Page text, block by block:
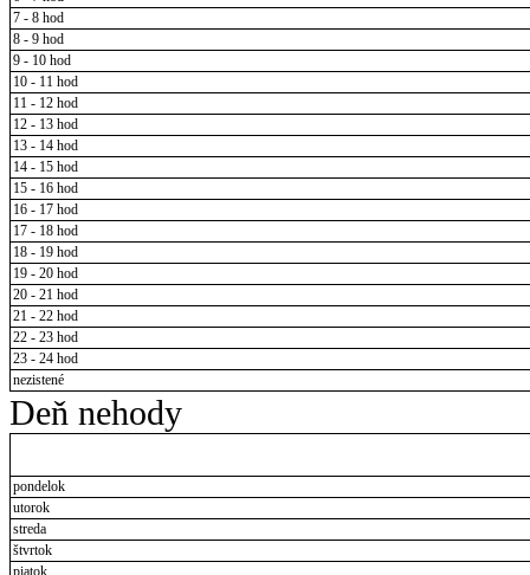
7 - 8 hod
8 - 9 hod
9 - 10 hod
10 - 11 hod
11 - 12 hod
12 - 13 hod
13 - 14 hod
14 - 15 hod
15 - 16 hod
16 - 17 hod
17 - 18 hod
18 - 19 hod
19 - 20 hod
20 - 21 hod
21 - 22 hod
22 - 23 hod
23 - 24 hod
nezistené
Deň nehody
pondelok
utorok
streda
štvrtok
piatok